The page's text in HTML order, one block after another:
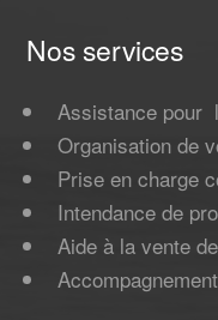
Nos services
Assistance pour
Organisation de
Prise en charge
Intendance de
Aide à la vente